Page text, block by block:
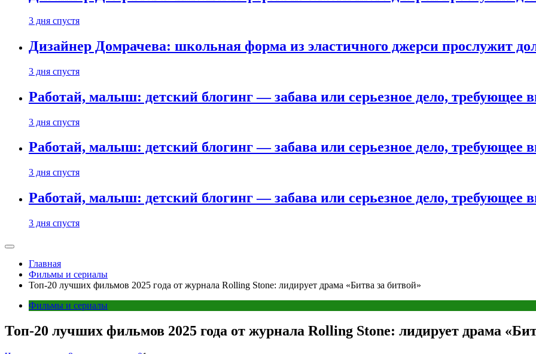
3 дня спустя
Дизайнер Домрачева: школьная форма из эластичного джерси прослужит
3 дня спустя
Работай, малыш: детский блогинг — забава или серьезное дело, требующее
3 дня спустя
Работай, малыш: детский блогинг — забава или серьезное дело, требующее
3 дня спустя
Работай, малыш: детский блогинг — забава или серьезное дело, требующее
3 дня спустя
Главная
Фильмы и сериалы
Топ-20 лучших фильмов 2025 года от журнала Rolling Stone: лидирует драма «Битва за битвой»
Фильмы и сериалы
Топ-20 лучших фильмов 2025 года от журнала Rolling Stone: лидирует драма